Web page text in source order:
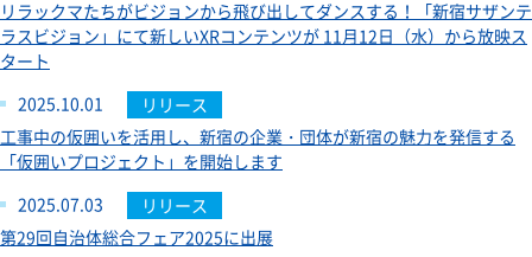
リラックマたちがビジョンから飛び出してダンスする！「新宿サザンテ
ラスビジョン」にて新しいXRコンテンツが 11月12日（水）から放映ス
タート
2025.10.01
リリース
工事中の仮囲いを活用し、新宿の企業・団体が新宿の魅力を発信する
「仮囲いプロジェクト」を開始します
2025.07.03
リリース
第29回自治体総合フェア2025に出展